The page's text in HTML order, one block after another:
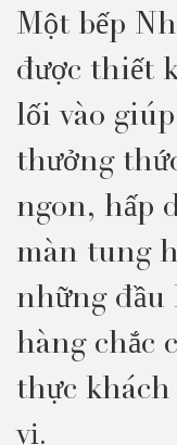
Một bếp
được thiết
lối vào
thưởng
ngon, hấp
màn tung
những đầu
hàng chắc
thực
vị.